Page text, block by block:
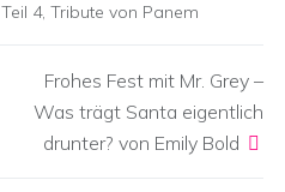
Teil 4, Tribute von Panem
Frohes Fest mit Mr. Grey –
Was trägt Santa eigentlich
drunter? von Emily Bold